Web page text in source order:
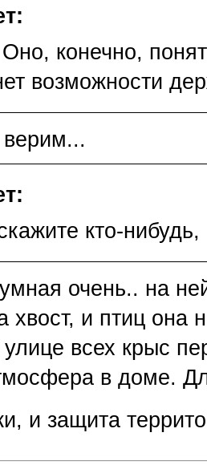
конечно,
возможности
кто-
очень.. на
хвост, и птиц она
улице всех крыс
в доме.
и защита